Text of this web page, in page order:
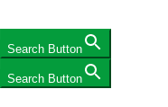
Search Button
Search Button